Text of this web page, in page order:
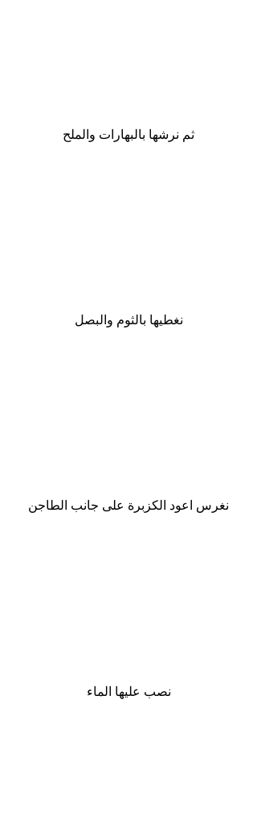
ثم نرشها بالبهارات والملح
نغطيها بالثوم والبصل
نغرس اعود الكزبرة على جانب الطاجن
نصب عليها الماء